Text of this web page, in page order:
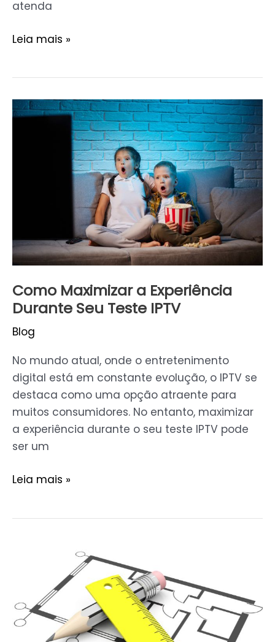
atenda
Leia mais »
Como Maximizar a Experiência
Durante Seu Teste IPTV
Blog
No mundo atual, onde o entretenimento
digital está em constante evolução, o IPTV se
destaca como uma opção atraente para
muitos consumidores. No entanto, maximizar
a experiência durante o seu teste IPTV pode
ser um
Como
Leia mais »
Escolher
o
Apartamento